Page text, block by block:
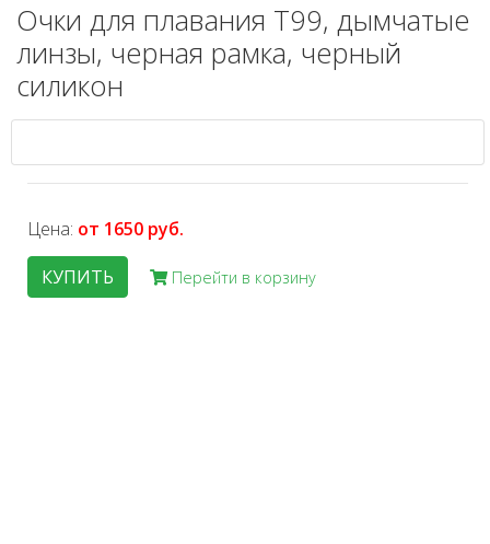
Очки для плавания T99, дымчатые
линзы, черная рамка, черный
силикон
Цена: от 1650 руб.
КУПИТЬ
Перейти в корзину